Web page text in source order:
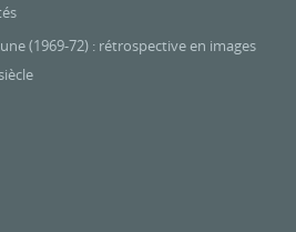
(1969-72) : rétrospective en images